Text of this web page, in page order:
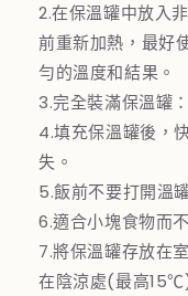
2.在保溫罐中放入
前重新加熱，最好
勻的溫度和結果。
3.完全裝滿保溫罐
4.填充保溫罐後，
失。
5.飯前不要打開溫
6.適合小塊食物而
7.將保溫罐存放在
在陰涼處(最高